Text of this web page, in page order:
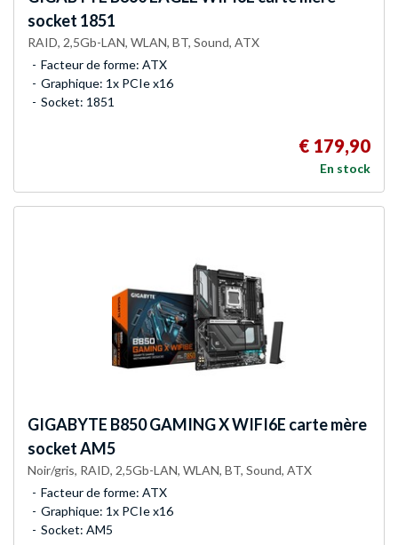
socket 1851
RAID, 2,5Gb-LAN, WLAN, BT, Sound, ATX
Facteur de forme: ATX
Graphique: 1x PCIe x16
Socket: 1851
€ 179,90
En stock
GIGABYTE B850 GAMING X WIFI6E carte mère
socket AM5
Noir/gris, RAID, 2,5Gb-LAN, WLAN, BT, Sound, ATX
Facteur de forme: ATX
Graphique: 1x PCIe x16
Socket: AM5